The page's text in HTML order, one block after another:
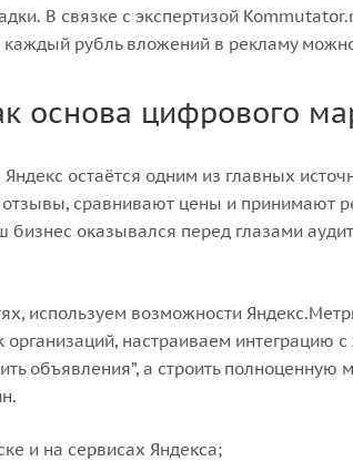
В связке с экспертизой
каждый рубль вложений в рекламу
основа цифрового
остаётся одним из главных
отзывы, сравнивают цены и принимают
бизнес оказывался перед глазами
используем возможности
организаций, настраиваем интеграцию
объявления”, а строить полноценную
и на сервисах Яндекса;